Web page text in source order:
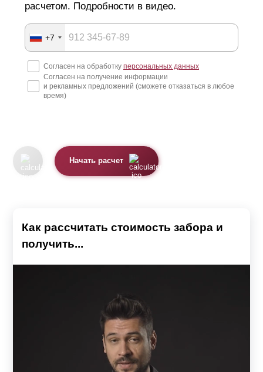
расчетом. Подробности в видео.
+7
Согласен на обработку персональных данных
Согласен на получение информации
и рекламных предложений (сможете отказаться в любое
время)
Начать расчет
Как рассчитать стоимость забора и
получить...